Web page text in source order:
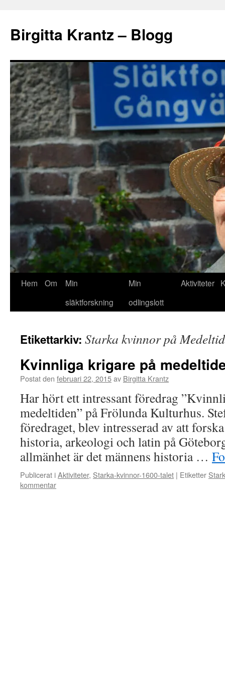
innehåll
Birgitta Krantz – Blogg
Hem Om
Min
släktforskning
Min
odlingslott
Aktiviteter
Etikettarkiv: Starka kvinnor på
Kvinnliga krigare på
Postat den februari 22, 2015av Birgitta Krantz
Har hört ett intressant föredrag
medeltiden” på Frölunda Kulturhus.
föredraget, blev intresserad av att
historia, arkeologi och latin på
allmänhet är det männens historia …
Publicerat iAktiviteter, Starka-kvinnor-1600-talet | Etiketter
kommentar